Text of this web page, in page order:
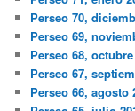
Perseo 70,
Perseo 69,
Perseo 68,
Perseo 67,
Perseo 66, agosto